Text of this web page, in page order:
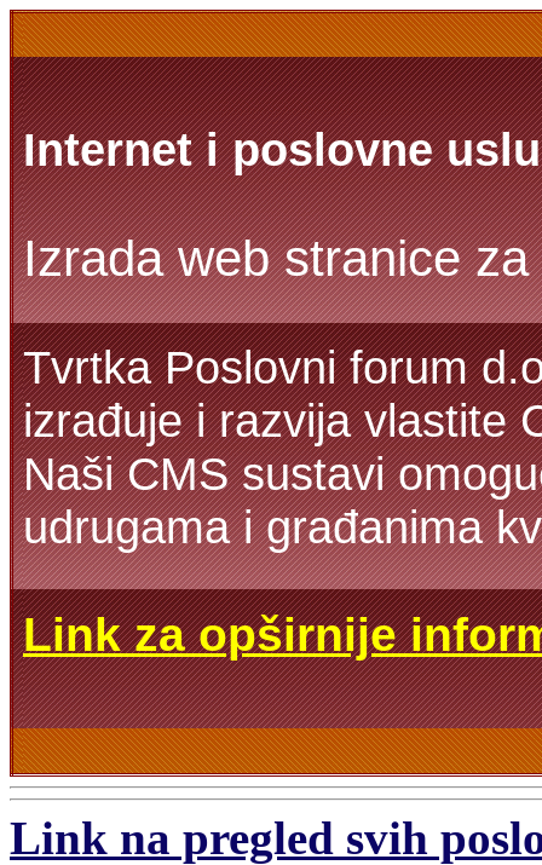
Internet i poslovne
Izrada web stranice
Tvrtka Poslovni forum
izrađuje i razvija vlastite
Naši CMS sustavi
udrugama i građanima
Link za opširnije
Link na pregled svih